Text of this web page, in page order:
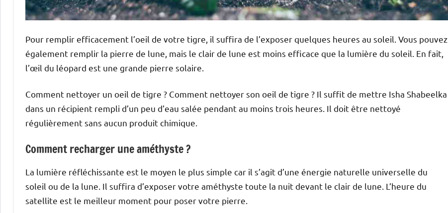
Pour remplir efficacement l’oeil de votre tigre, il suffira de l’exposer quelques heures au soleil. Vous pouvez
également remplir la pierre de lune, mais le clair de lune est moins efficace que la lumière du soleil. En fait,
l’œil du léopard est une grande pierre solaire.
Comment nettoyer un oeil de tigre ? Comment nettoyer son oeil de tigre ? Il suffit de mettre Isha Shabeelka
dans un récipient rempli d’un peu d’eau salée pendant au moins trois heures. Il doit être nettoyé
régulièrement sans aucun produit chimique.
Comment recharger une améthyste ?
La lumière réfléchissante est le moyen le plus simple car il s’agit d’une énergie naturelle universelle du
soleil ou de la lune. Il suffira d’exposer votre améthyste toute la nuit devant le clair de lune. L’heure du
satellite est le meilleur moment pour poser votre pierre.